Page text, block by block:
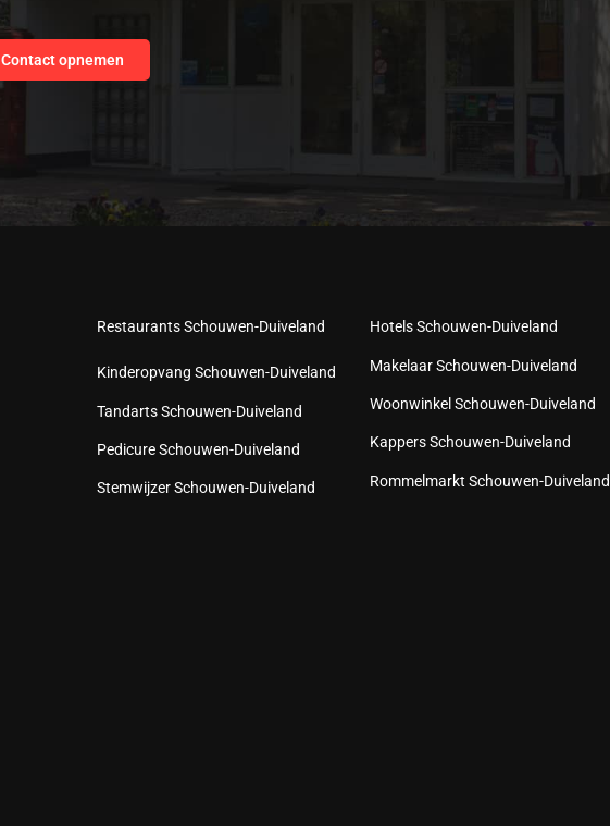
Contact opnemen
Restaurants Schouwen-Duiveland
Kinderopvang Schouwen-Duiveland
Tandarts Schouwen-Duiveland
Pedicure Schouwen-Duiveland
Stemwijzer Schouwen-Duiveland
Hotels Schouwen-Duiveland
Makelaar Schouwen-Duiveland
Woonwinkel Schouwen-Duiveland
Kappers Schouwen-Duiveland
Rommelmarkt Schouwen-Duiveland